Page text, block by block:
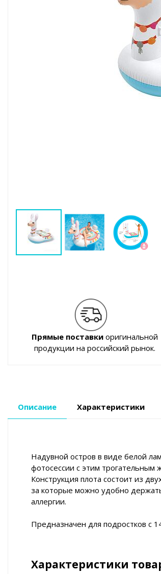
Прямые поставкиоригинальной
продукции на российский рынок.
Описание Характеристики
Надувной остров в виде белой
фотосессии с этим трогательным
Конструкция плота состоит из
за которые можно удобно
аллергии.
Предназначен для подростков с
Характеристики